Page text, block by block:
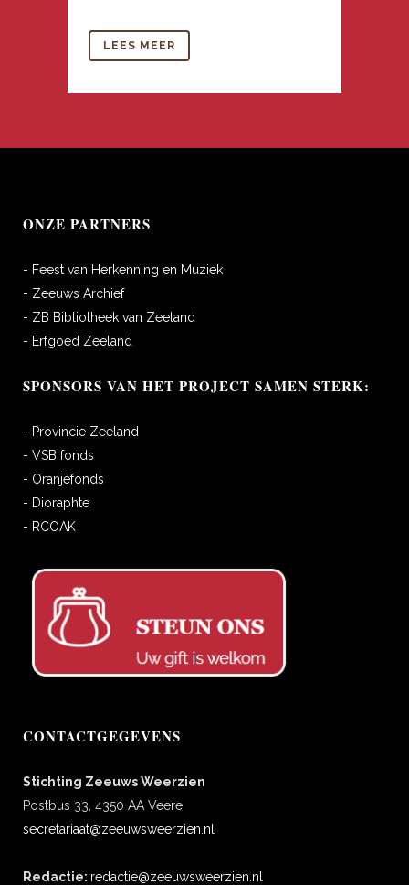
LEES MEER
ONZE PARTNERS
- Feest van Herkenning en Muziek
- Zeeuws Archief
- ZB Bibliotheek van Zeeland
- Erfgoed Zeeland
SPONSORS VAN HET PROJECT SAMEN STERK:
- Provincie Zeeland
- VSB fonds
- Oranjefonds
- Dioraphte
- RCOAK
CONTACTGEGEVENS
Stichting Zeeuws Weerzien
Postbus 33, 4350 AA Veere
secretariaat@zeeuwsweerzien.nl
Redactie: redactie@zeeuwsweerzien.nl